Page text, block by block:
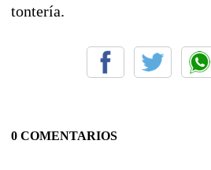
tontería.
0 COMENTARIOS